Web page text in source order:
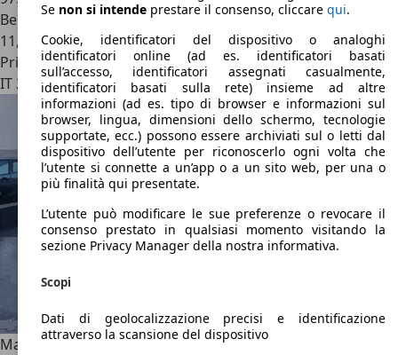
Benzina
11,4 l/100 km (comb.)
Privato
IT 25131Brescia
Mazda RX-8RX-8 1.3
Se non si intende prestare il consenso, cliccare qui.
Cookie, identificatori del dispositivo o analoghi
identificatori online (ad es. identificatori basati
sull’accesso, identificatori assegnati casualmente,
identificatori basati sulla rete) insieme ad altre
informazioni (ad es. tipo di browser e informazioni sul
browser, lingua, dimensioni dello schermo, tecnologie
supportate, ecc.) possono essere archiviati sul o letti dal
dispositivo dell’utente per riconoscerlo ogni volta che
l’utente si connette a un’app o a un sito web, per una o
più finalità qui presentate.
L’utente può modificare le sue preferenze o revocare il
consenso prestato in qualsiasi momento visitando la
sezione Privacy Manager della nostra informativa.
Scopi
Dati di geolocalizzazione precisi e identificazione
attraverso la scansione del dispositivo